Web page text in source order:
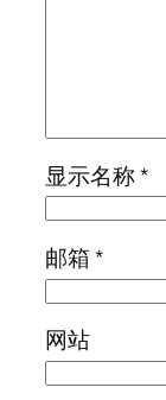
显示名称*
邮箱*
网站